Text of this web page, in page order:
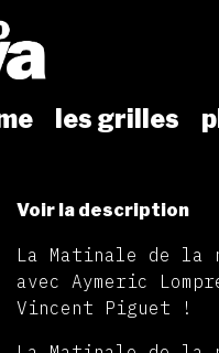
les grilles
Voir la description
La Matinale de
avec Aymeric
Vincent Piguet !